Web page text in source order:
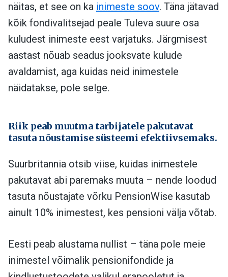
näitas, et see on ka inimeste soov. Täna jätavad
kõik fondivalitsejad peale Tuleva suure osa
kuludest inimeste eest varjatuks. Järgmisest
aastast nõuab seadus jooksvate kulude
avaldamist, aga kuidas neid inimestele
näidatakse, pole selge.
Riik peab muutma tarbijatele pakutavat
tasuta nõustamise süsteemi efektiivsemaks.
Suurbritannia otsib viise, kuidas inimestele
pakutavat abi paremaks muuta – nende loodud
tasuta nõustajate võrku PensionWise kasutab
ainult 10% inimestest, kes pensioni välja võtab.
Eesti peab alustama nullist – täna pole meie
inimestel võimalik pensionifondide ja